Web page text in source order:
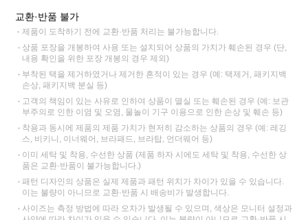
교환·반품 불가
제품이 도착하기 전에 교환·반품 처리는 불가능합니다.
상품 포장을 개봉하여 사용 또는 설치되어 상품의 가치가 훼손된 경우 (단,
내용 확인을 위한 포장 개봉의 경우 제외)
부착된 택을 제거하였거나 제거한 흔적이 있는 경우 (예: 택제거, 패키지백
손상, 패키지백 분실 등)
고객의 책임이 있는 사유로 인하여 상품이 멸실 또는 훼손된 경우 (예: 보관
부주의로 인한 이염 및 오염, 물놀이 기구 이용으로 인한 손상 및 훼손 등)
착용과 동시에 제품의 제품 가치가 현저히 감소하는 상품의 경우 (예: 레깅
스, 비키니, 이너웨어, 브라패드, 브라탑, 언더웨어 등)
이미 세탁 및 착용, 수선한 상품 (제품 하자 시에도 세탁 및 착용, 수선한 상
품은 교환·반품이 불가능합니다.)
패턴 디자인의 상품은 실제 제품과 패턴 위치가 차이가 있을 수 있습니다.
이는 불량이 아니므로 교환·반품 시 배송비가 발생합니다.
사이즈는 측정 방법에 따라 오차가 발생될 수 있으며, 색상은 모니터 설정과